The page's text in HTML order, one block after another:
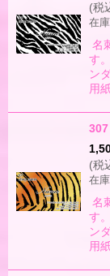
(税
在
名
す
ン
用
(税
在
名
す
ン
用